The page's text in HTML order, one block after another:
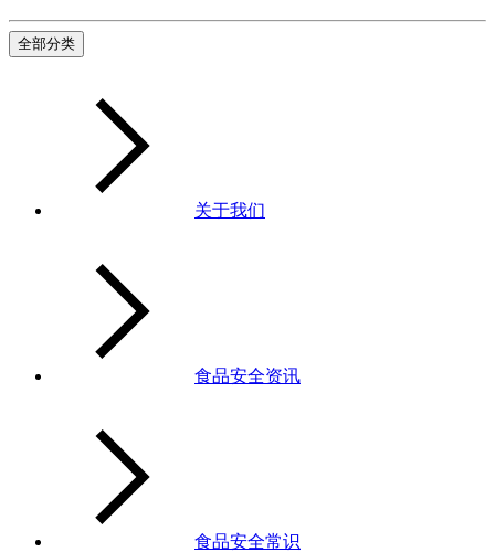
全部分类
关于我们
食品安全资讯
食品安全常识